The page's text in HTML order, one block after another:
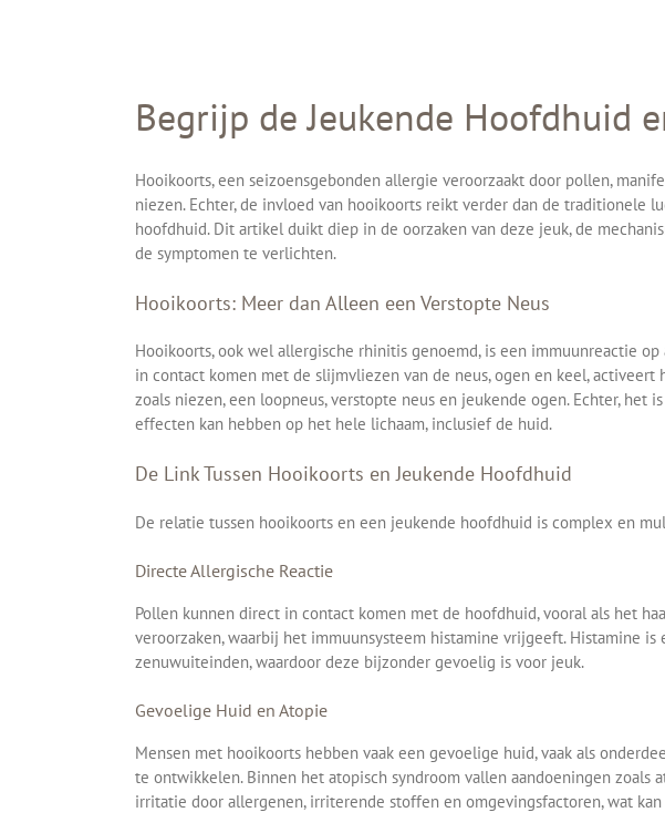
Begrijp de Jeukende Hoofdhuid
Hooikoorts, een seizoensgebonden allergie veroorzaakt door pollen,
niezen. Echter, de invloed van hooikoorts reikt verder dan de traditionele
hoofdhuid. Dit artikel duikt diep in de oorzaken van deze jeuk, de
de symptomen te verlichten.
Hooikoorts: Meer dan Alleen een Verstopte Neus
Hooikoorts, ook wel allergische rhinitis genoemd, is een immuunreactie
in contact komen met de slijmvliezen van de neus, ogen en keel,
zoals niezen, een loopneus, verstopte neus en jeukende ogen. Echter,
effecten kan hebben op het hele lichaam, inclusief de huid.
De Link Tussen Hooikoorts en Jeukende Hoofdhuid
De relatie tussen hooikoorts en een jeukende hoofdhuid is complex en
Directe Allergische Reactie
Pollen kunnen direct in contact komen met de hoofdhuid, vooral als het
veroorzaken, waarbij het immuunsysteem histamine vrijgeeft. Histamine
zenuwuiteinden, waardoor deze bijzonder gevoelig is voor jeuk.
Gevoelige Huid en Atopie
Mensen met hooikoorts hebben vaak een gevoelige huid, vaak als
te ontwikkelen. Binnen het atopisch syndroom vallen aandoeningen zoals
irritatie door allergenen, irriterende stoffen en omgevingsfactoren, wat